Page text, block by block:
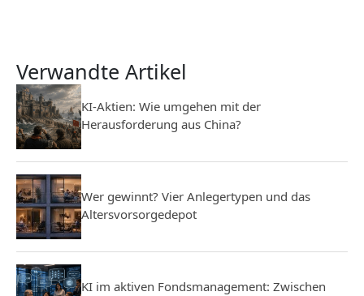
Verwandte Artikel
KI-Aktien: Wie umgehen mit der
Herausforderung aus China?
Wer gewinnt? Vier Anlegertypen und das
Altersvorsorgedepot
KI im aktiven Fondsmanagement: Zwischen